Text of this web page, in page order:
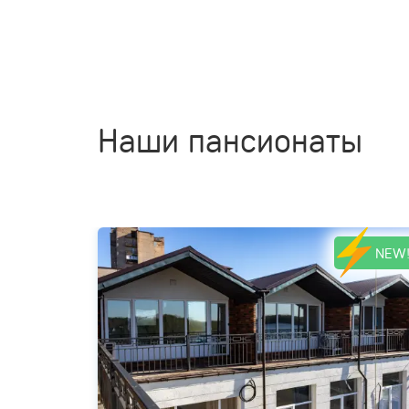
Наши пансионаты
NEW!